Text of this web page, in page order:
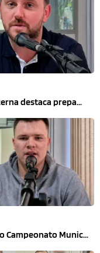
destaca prepa...
Campeonato Munic...